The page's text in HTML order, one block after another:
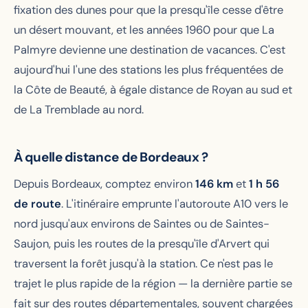
fixation des dunes pour que la presqu'île cesse d'être
un désert mouvant, et les années 1960 pour que La
Palmyre devienne une destination de vacances. C'est
aujourd'hui l'une des stations les plus fréquentées de
la Côte de Beauté, à égale distance de Royan au sud et
de La Tremblade au nord.
À quelle distance de Bordeaux ?
Depuis Bordeaux, comptez environ146 kmet1 h 56
de route. L'itinéraire emprunte l'autoroute A10 vers le
nord jusqu'aux environs de Saintes ou de Saintes-
Saujon, puis les routes de la presqu'île d'Arvert qui
traversent la forêt jusqu'à la station. Ce n'est pas le
trajet le plus rapide de la région — la dernière partie se
fait sur des routes départementales, souvent chargées